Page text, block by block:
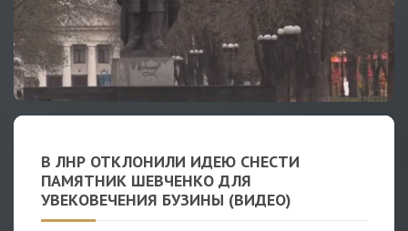
В ЛНР ОТКЛОНИЛИ ИДЕЮ СНЕСТИ
ПАМЯТНИК ШЕВЧЕНКО ДЛЯ
УВЕКОВЕЧЕНИЯ БУЗИНЫ (ВИДЕО)